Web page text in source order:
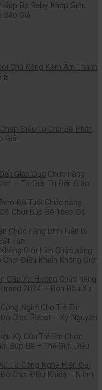
Búp Bê Baby Khớp Siêu
Báo Giá
Chú Rồng Kèm Âm Thanh
Siêu To Cho Bé Phát
Giá
Giáo Dục Chức năng
– Từ Giải Trí Đến Giáo
Độ Tuổi Chức năng
Chơi Búp Bê Theo Độ
Chức năng bình luận bị
Tận
Giới Hạn Chức năng
Chơi Điều Khiển Không Giới
Đầu Xu Hướng Chức năng
2024 – Đón Đầu Xu
Nghệ Cho Trẻ Em
Chơi Robot – Kỷ Nguyên
Kỳ Của Trẻ Em Chức
Búp Bê – Thế Giới Diệu
Từ Công Nghệ Hiện Đại
Chơi Điều Khiển – Niềm